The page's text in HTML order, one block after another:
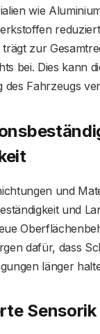
wie
zur
bei. Dies kann
des Fahrzeugs
und
und
dafür, dass
länger
Sensorik